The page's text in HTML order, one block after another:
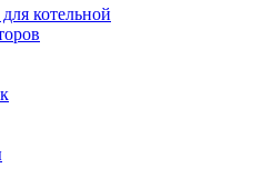
котельной